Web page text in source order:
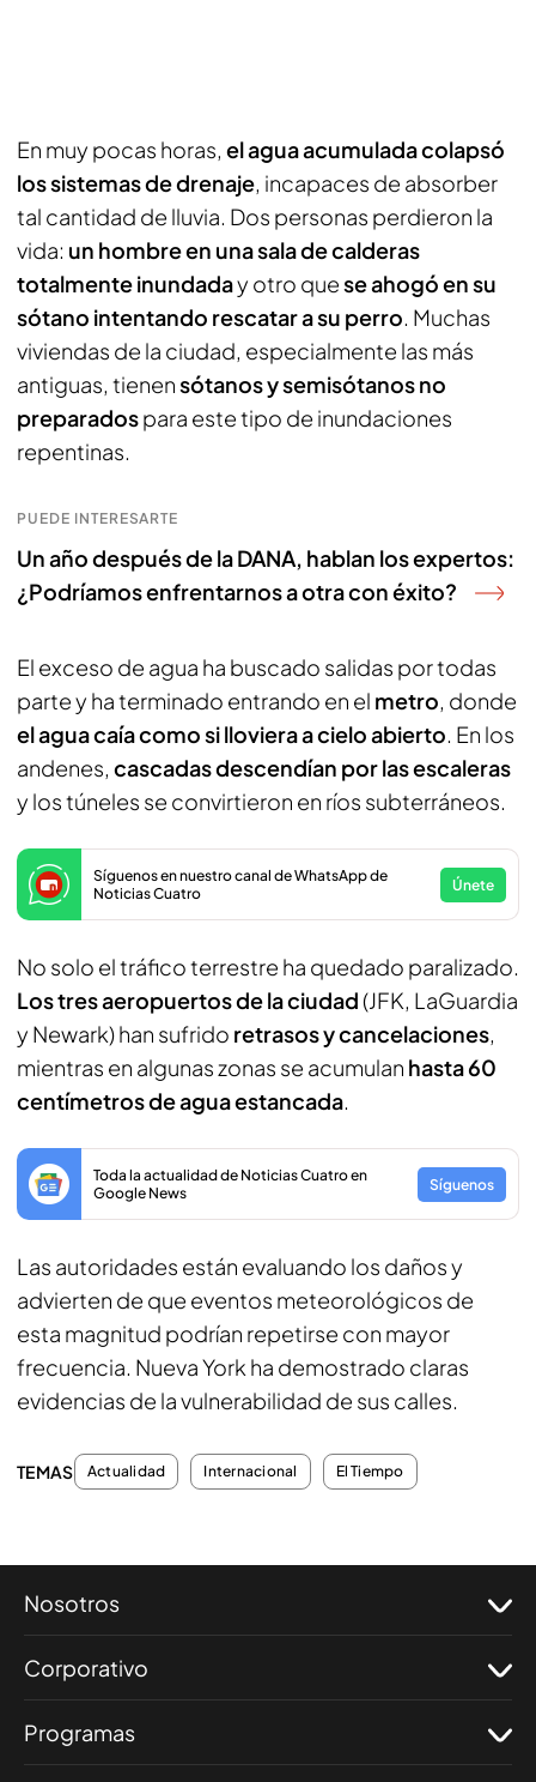
En muy pocas horas, el agua acumulada colapsó
los sistemas de drenaje, incapaces de absorber
tal cantidad de lluvia. Dos personas perdieron la
vida: un hombre en una sala de calderas
totalmente inundaday otro quese ahogó en su
sótano intentando rescatar a su perro. Muchas
viviendas de la ciudad, especialmente las más
antiguas, tienensótanos y semisótanos no
preparadospara este tipo de inundaciones
repentinas.
PUEDE INTERESARTE
Un año después de la DANA, hablan los expertos:
¿Podríamos enfrentarnos a otra con éxito?
El exceso de agua ha buscado salidas por todas
parte y ha terminado entrando en el metro, donde
el agua caía como si lloviera a cielo abierto. En los
andenes, cascadas descendían por las escaleras
y los túneles se convirtieron en ríos subterráneos.
Síguenos en nuestro canal de WhatsApp de
Noticias Cuatro
Únete
No solo el tráfico terrestre ha quedado paralizado.
Los tres aeropuertos de la ciudad(JFK, LaGuardia
y Newark) han sufrido retrasos y cancelaciones,
mientras en algunas zonas se acumulan hasta 60
centímetros de agua estancada.
Toda la actualidad de Noticias Cuatro en
Google News
Síguenos
Las autoridades están evaluando los daños y
advierten de que eventos meteorológicos de
esta magnitud podrían repetirse con mayor
frecuencia. Nueva York ha demostrado claras
evidencias de la vulnerabilidad de sus calles.
TEMAS Actualidad Internacional El Tiempo
Nosotros
Corporativo
Programas